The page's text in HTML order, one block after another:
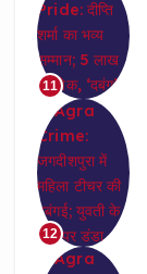
11
12